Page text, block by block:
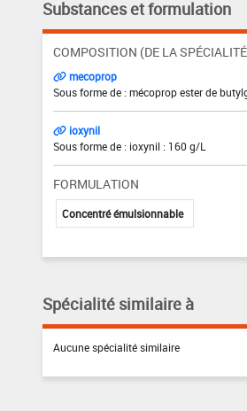
Substances et formulation
COMPOSITION (DE LA
mecoprop
Sous forme de : mécoprop ester de
ioxynil
Sous forme de : ioxynil : 160 g/L
FORMULATION
Concentré émulsionnable
Spécialité similaire à
Aucune spécialité similaire